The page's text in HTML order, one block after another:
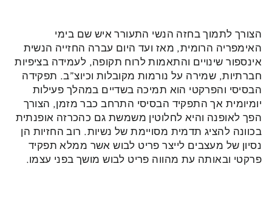
הצורך לתמוך בחזה הנשי התעורר איש שם בימי
האימפריה הרומית, מאז ועד היום עברה החזייה הנשית
אינספור שינויים והתאמות לרוח תקופה, לעמידה בציפיות
חברתיות, שמירה על נורמות מקובלות וכיוצ”ב. תפקידה
הבסיסי והפרקטי הוא תמיכה בשדיים במהלך פעילות
יומיומית אך התפקיד הבסיסי התרחב כבר מזמן, הצורך
הפך לאופנה והיא לחלוטין משמשת גם כהכרזה אופנתית
בכוונה להציג תדמית מסויימת של נשיות. רוב החזיות הן
נסיון של מעצבים לייצר פריט לבוש אשר ממלא תפקיד
פרקטי ובאותה עת מהווה פריט לבוש מושך בפני עצמו.